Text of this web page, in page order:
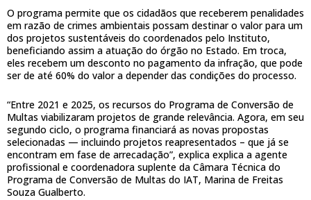
O programa permite que os cidadãos que receberem penalidades
em razão de crimes ambientais possam destinar o valor para um
dos projetos sustentáveis do coordenados pelo Instituto,
beneficiando assim a atuação do órgão no Estado. Em troca,
eles recebem um desconto no pagamento da infração, que pode
ser de até 60% do valor a depender das condições do processo.
“Entre 2021 e 2025, os recursos do Programa de Conversão de
Multas viabilizaram projetos de grande relevância. Agora, em seu
segundo ciclo, o programa financiará as novas propostas
selecionadas — incluindo projetos reapresentados – que já se
encontram em fase de arrecadação”, explica explica a agente
profissional e coordenadora suplente da Câmara Técnica do
Programa de Conversão de Multas do IAT, Marina de Freitas
Souza Gualberto.